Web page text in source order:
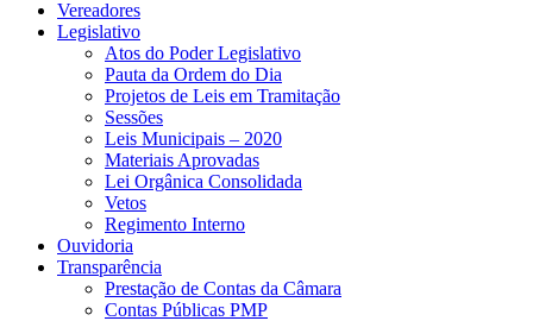
Vereadores
Legislativo
Atos do Poder Legislativo
Pauta da Ordem do Dia
Projetos de Leis em Tramitação
Sessões
Leis Municipais – 2020
Materiais Aprovadas
Lei Orgânica Consolidada
Vetos
Regimento Interno
Ouvidoria
Transparência
Prestação de Contas da Câmara
Contas Públicas PMP